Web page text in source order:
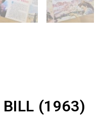
BILL (1963)